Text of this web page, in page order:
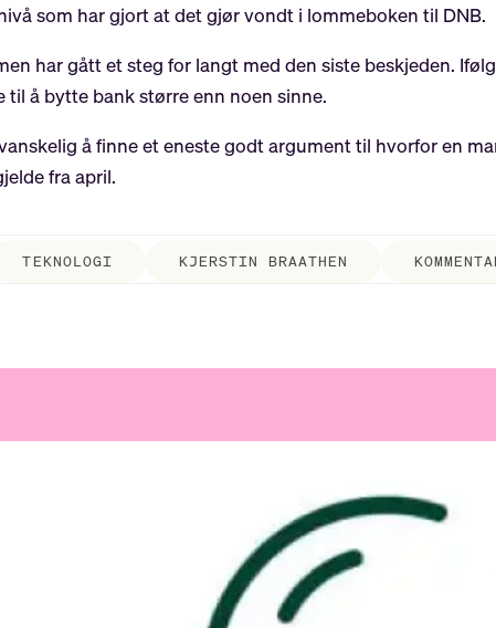
som har gjort at det gjør vondt i lommeboken til DNB.
har gått et steg for langt med den siste beskjeden.
til å bytte bank større enn noen sinne.
å finne et eneste godt argument til hvorfor en
fra april.
TEKNOLOGI KJERSTIN BRAATHEN